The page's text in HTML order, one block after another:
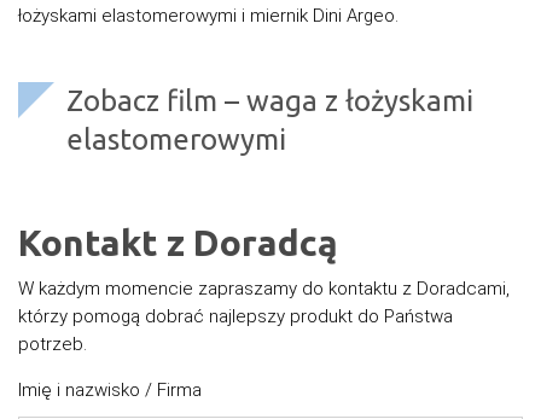
łożyskami elastomerowymi i miernik Dini Argeo.
Zobacz film – waga z łożyskami
elastomerowymi
Kontakt z Doradcą
W każdym momencie zapraszamy do kontaktu z Doradcami,
którzy pomogą dobrać najlepszy produkt do Państwa
potrzeb.
Imię i nazwisko / Firma